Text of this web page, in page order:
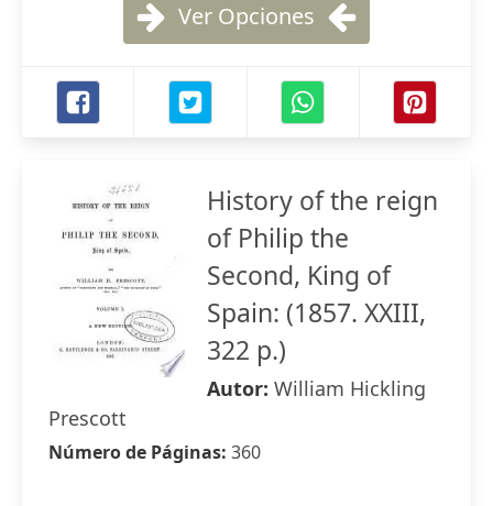
Ver Opciones
History of the reign
of Philip the
Second, King of
Spain: (1857. XXIII,
322 p.)
Autor: William Hickling
Prescott
Número de Páginas: 360